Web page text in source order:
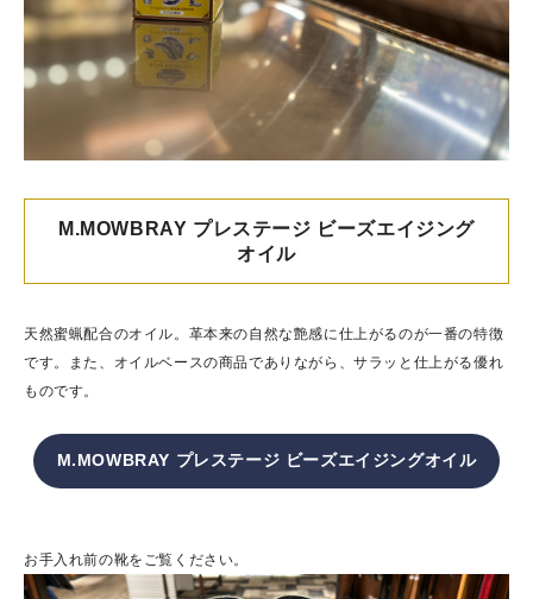
M.MOWBRAY プレステージ ビーズエイジング
オイル
天然蜜蝋配合のオイル。革本来の自然な艶感に仕上がるのが一番の特徴
です。また、オイルベースの商品でありながら、サラッと仕上がる優れ
ものです。
M.MOWBRAY プレステージ ビーズエイジングオイル
お手入れ前の靴をご覧ください。